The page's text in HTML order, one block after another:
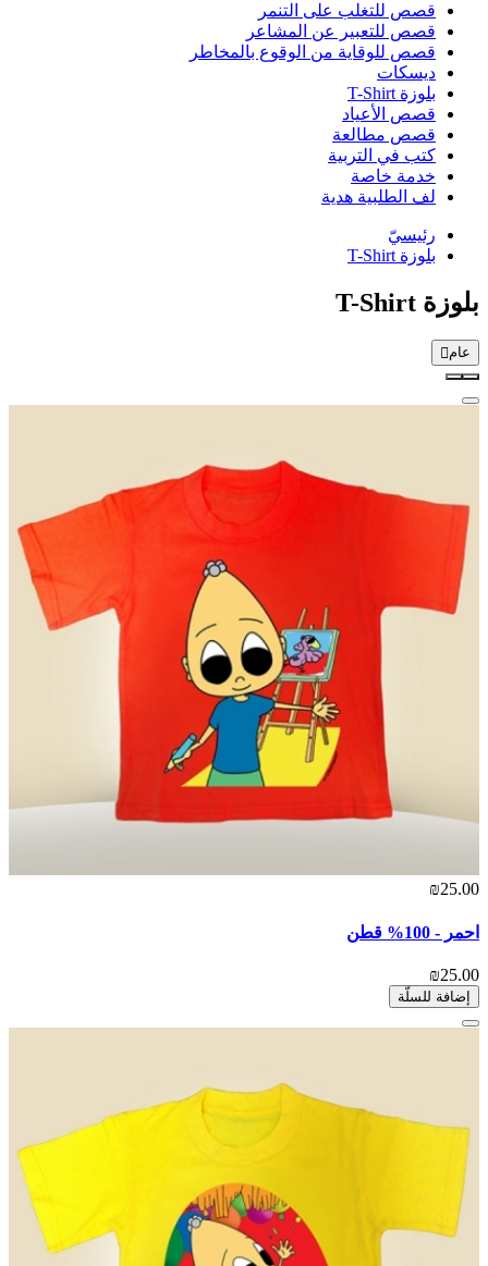
قصص للتغلب على التنمر
قصص للتعبير عن المشاعر
قصص للوقاية من الوقوع بالمخاطر
ديسكات
بلوزة T-Shirt
قصص الأعياد
قصص مطالعة
كتب في التربية
خدمة خاصة
لف الطلبية هدية
رئيسيّ
بلوزة T-Shirt
بلوزة T-Shirt
عام
₪25.00
احمر - 100% قطن
₪25.00
إضافة للسلّة